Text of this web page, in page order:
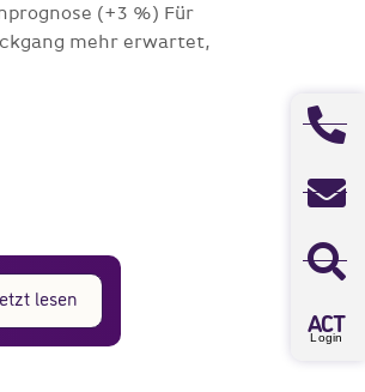
A CT
Login
(+3 %) Für
mehr erwartet,
lesen